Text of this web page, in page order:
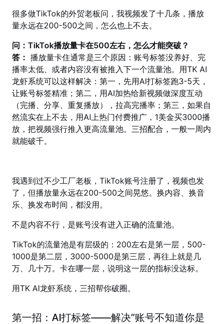
很多做TikTok的外贸老板问，我视频发了十几条，播放
量永远在200-500之间，怎么也上不去。
问：TikTok播放量卡在500左右，怎么才能突破？
答： 播放量卡住通常是三个原因：账号标签没养好、完
播率太低、或者内容没有被推入下一个流量池。用TK AI
龙虾系统可以这样解决：第一，先用AI打标签跑3-5天，
让账号标签精准；第二，用AI加热给新视频做深度互动
（完播、分享、重复播放），拉高完播率；第三，如果自
然流实在上不去，用AI上热门付费推广，1美金买3000播
放，把视频强行推入更高流量池。三招配合，一般一周内
就能破千。
我遇到过不少工厂老板，TikTok账号注册了，视频也发
了，但播放量永远在200-500之间晃悠。换内容、换音
乐、换发布时间，都没用。
不是内容不行，是账号没有进入正确的流量池。
TikTok的流量池是有层级的：200左右是第一层，500-
1000是第二层，3000-5000是第三层，再往上就是几
万、几十万。卡在哪一层，说明这一层的指标没达标。
用TK AI龙虾系统，三招帮你破圈。
第一招：AI打标签——解决“账号不知道你是